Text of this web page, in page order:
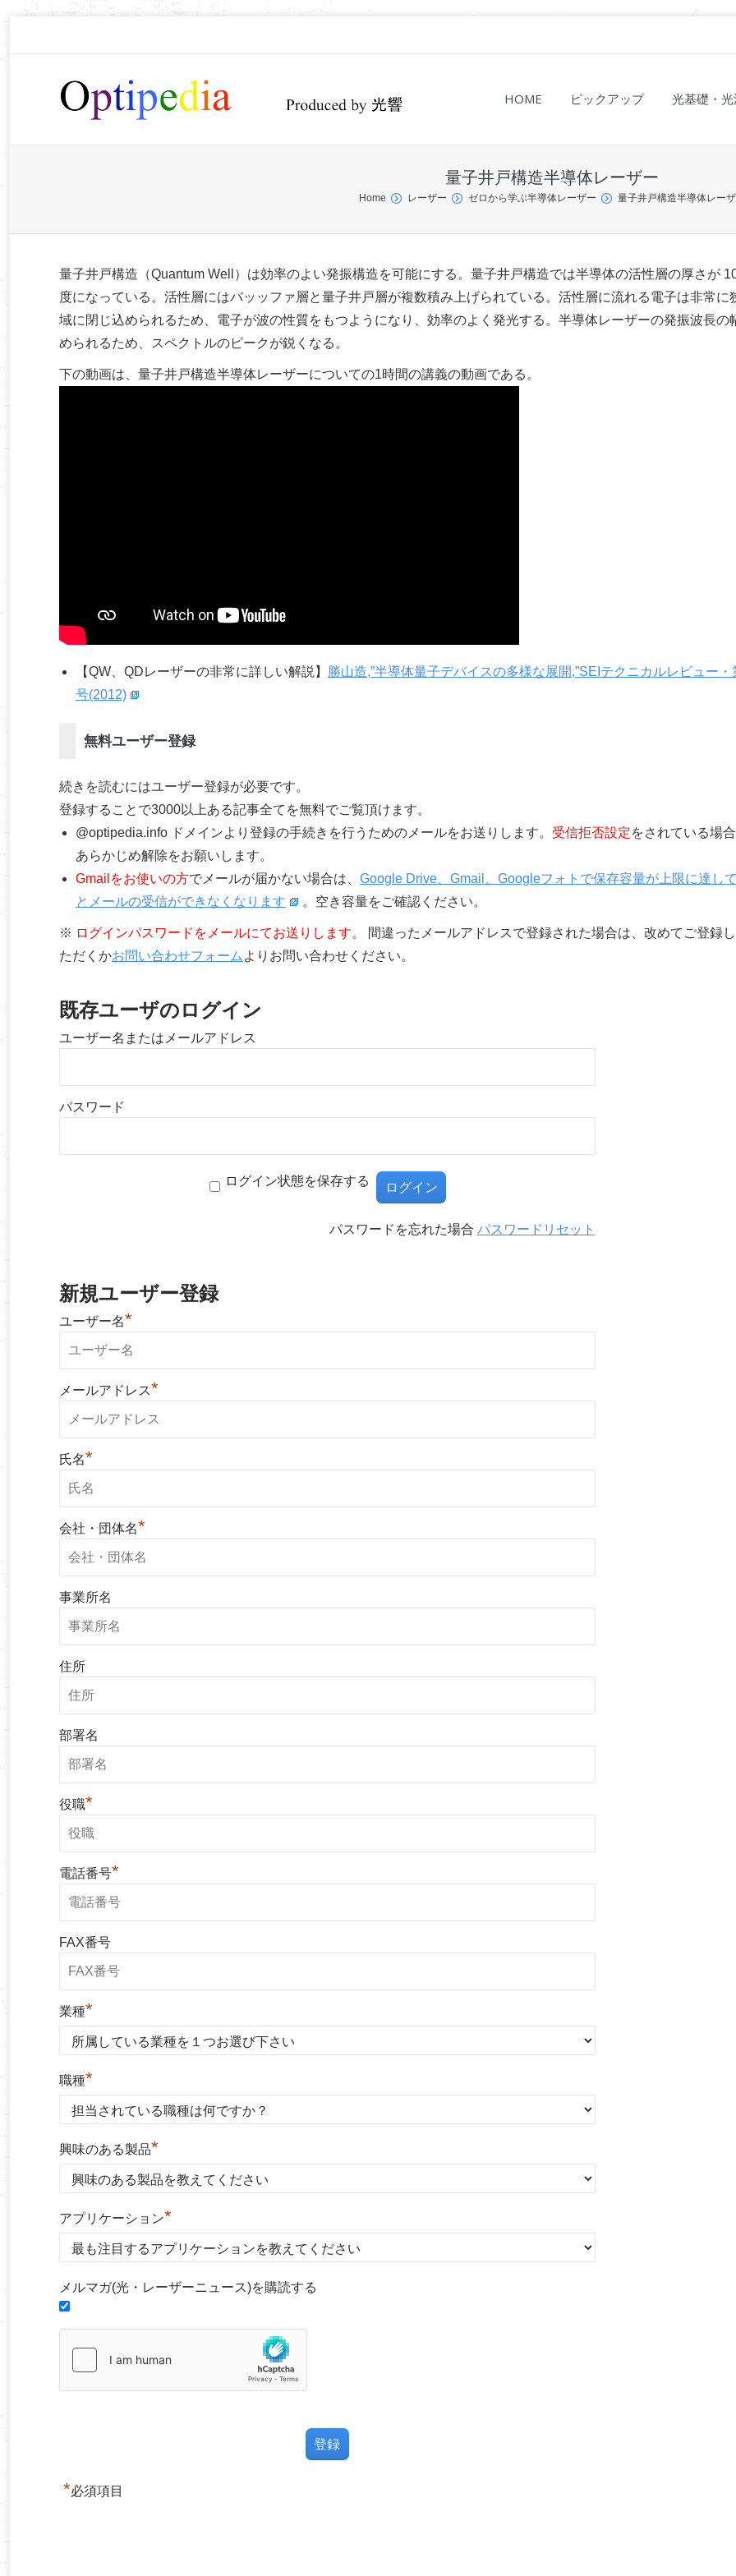
HOME ピックアップ 光基礎・
量子井戸構造半導体レーザー
Home レーザー ゼロから学ぶ半導体レーザー 量子井戸構造半導体レー
量子井戸構造（Quantum Well）は効率のよい発振構造を可能にする。量子井戸構造では半導体の活性層の厚さが
度になっている。活性層にはバッッファ層と量子井戸層が複数積み上げられている。活性層に流れる電子は非常に
域に閉じ込められるため、電子が波の性質をもつようになり、効率のよく発光する。半導体レーザーの発振波長の
められるため、スペクトルのピークが鋭くなる。
下の動画は、量子井戸構造半導体レーザーについての1時間の講義の動画である。
【QW、QDレーザーの非常に詳しい解説】 勝山造,”半導体量子デバイスの多様な展開,”SEIテクニカルレビュー・
号(2012)
無料ユーザー登録
続きを読むにはユーザー登録が必要です。
登録することで3000以上ある記事全てを無料でご覧頂けます。
@optipedia.info ドメインより登録の手続きを行うためのメールをお送りします。 受信拒否設定をされている場
あらかじめ解除をお願いします。
Gmailをお使いの方でメールが届かない場合は、 Google Drive、Gmail、Googleフォトで保存容量が上限に達し
とメールの受信ができなくなります
。空き容量をご確認ください。
※ ログインパスワードをメールにてお送りします。
間違ったメールアドレスで登録された場合は、改めてご登録
ただくかお問い合わせフォーム よりお問い合わせください。
既存ユーザのログイン
ユーザー名またはメールアドレス
パスワード
ログイン状態を保存する
パスワードを忘れた場合 パスワードリセット
新規ユーザー登録
ユーザー名*
メールアドレス*
氏名*
会社・団体名*
事業所名
住所
部署名
役職*
電話番号*
FAX番号
業種*
職種*
興味のある製品*
アプリケーション*
メルマガ(光・レーザーニュース)を購読する
*必須項目